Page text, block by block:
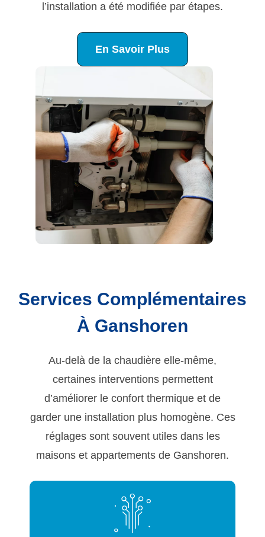
l’installation a été modifiée par étapes.
En Savoir Plus
Services Complémentaires
À Ganshoren
Au-delà de la chaudière elle-même,
certaines interventions permettent
d’améliorer le confort thermique et de
garder une installation plus homogène. Ces
réglages sont souvent utiles dans les
maisons et appartements de Ganshoren.